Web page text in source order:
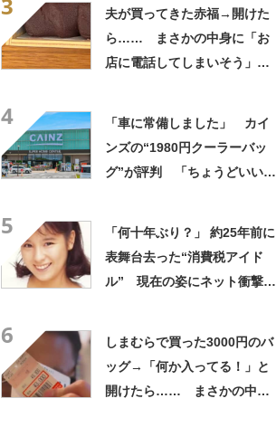
夫が買ってきた赤福→開けた
ら…… まさかの中身に「お
店に電話してしまいそう」
4
「車に常備しました」 カイ
ンズの“1980円クーラーバッ
グ”が評判 「ちょうどいい大
5
「何十年ぶり？」 約25年前に
表舞台去った“消費税アイド
ル” 現在の姿にネット衝撃
6
しまむらで買った3000円のバ
ッグ→「何か入ってる！」と
開けたら…… まさかの中身